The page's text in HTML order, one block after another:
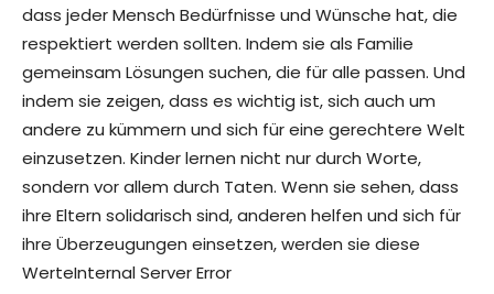
dass jeder Mensch Bedürfnisse und Wünsche hat, die
respektiert werden sollten. Indem sie als Familie
gemeinsam Lösungen suchen, die für alle passen. Und
indem sie zeigen, dass es wichtig ist, sich auch um
andere zu kümmern und sich für eine gerechtere Welt
einzusetzen. Kinder lernen nicht nur durch Worte,
sondern vor allem durch Taten. Wenn sie sehen, dass
ihre Eltern solidarisch sind, anderen helfen und sich für
ihre Überzeugungen einsetzen, werden sie diese
WerteInternal Server Error